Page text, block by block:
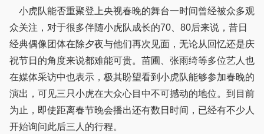
小虎队能否重聚登上央视春晚的舞台一时间曾经被众多观
众关注，对于很多伴随小虎队成长的70、80后来说，昔日
经典偶像团体在除夕夜与他们再次见面，无论从回忆还是庆
祝节日的角度来说都难能可贵。苗圃、张雨绮等多位艺人也
在媒体采访中也表示，极其盼望看到小虎队能够参加春晚的
演出，可见三只小虎在大众心目中不可撼动的地位。到目前
为止，即使距离春节晚会播出还有数日时间，已经有不少人
开始询问此后三人的行程。